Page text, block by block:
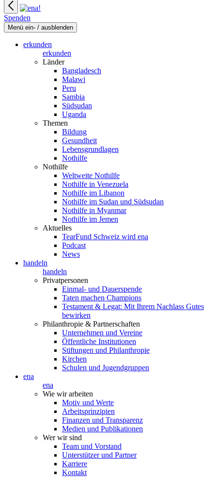
Spenden
Menü ein- / ausblenden
erkunden
erkunden
Länder
Bangladesch
Malawi
Peru
Sambia
Südsudan
Uganda
Themen
Bildung
Gesundheit
Lebensgrundlagen
Nothilfe
Nothilfe
Weltweite Nothilfe
Nothilfe in Venezuela
Nothilfe im Libanon
Nothilfe im Sudan und Südsudan
Nothilfe in Myanmar
Nothilfe im Jemen
Aktuelles
TearFund Schweiz wird ena
Podcast
News
handeln
handeln
Privatpersonen
Einmal- und Dauerspende
Taten machen Champions
Testament & Legat: Mit Ihrem Nachlass Gutes
bewirken
Philanthropie & Partnerschaften
Unternehmen und Vereine
Öffentliche Institutionen
Stiftungen und Philanthropie
Kirchen
Schulen und Jugendgruppen
ena
ena
Wie wir arbeiten
Motiv und Werte
Arbeitsprinzipien
Finanzen und Transparenz
Medien und Publikationen
Wer wir sind
Team und Vorstand
Unterstützer und Partner
Karriere
Kontakt